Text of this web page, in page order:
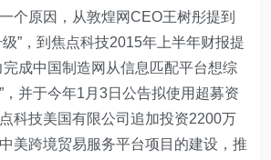
个原因，从敦煌网CEO王树彤提到
”，到焦点科技2015年上半年财报提
完成中国制造网从信息匹配平台想综
，并于今年1月3日公告拟使用超募资
科技美国有限公司追加投资2200万
美跨境贸易服务平台项目的建设，推